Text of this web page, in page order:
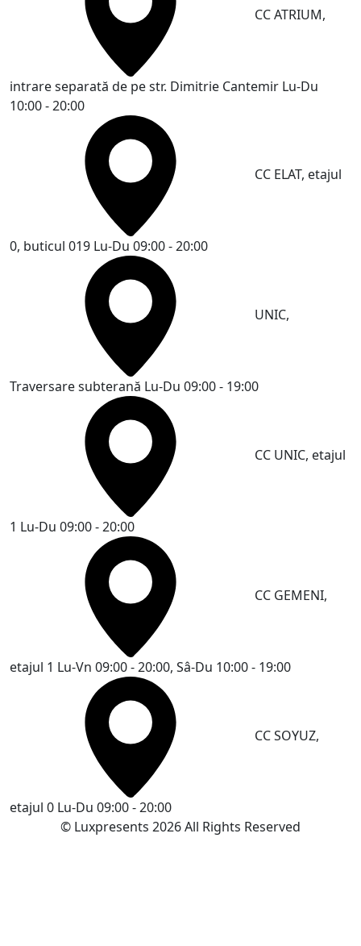
CC ATRIUM,
intrare separată de pe str. Dimitrie Cantemir Lu-Du
10:00 - 20:00
CC ELAT, etajul
0, buticul 019 Lu-Du 09:00 - 20:00
UNIC,
Traversare subterană Lu-Du 09:00 - 19:00
CC UNIC, etajul
1 Lu-Du 09:00 - 20:00
CC GEMENI,
etajul 1 Lu-Vn 09:00 - 20:00, Sâ-Du 10:00 - 19:00
CC SOYUZ,
etajul 0 Lu-Du 09:00 - 20:00
© Luxpresents 2026 All Rights Reserved